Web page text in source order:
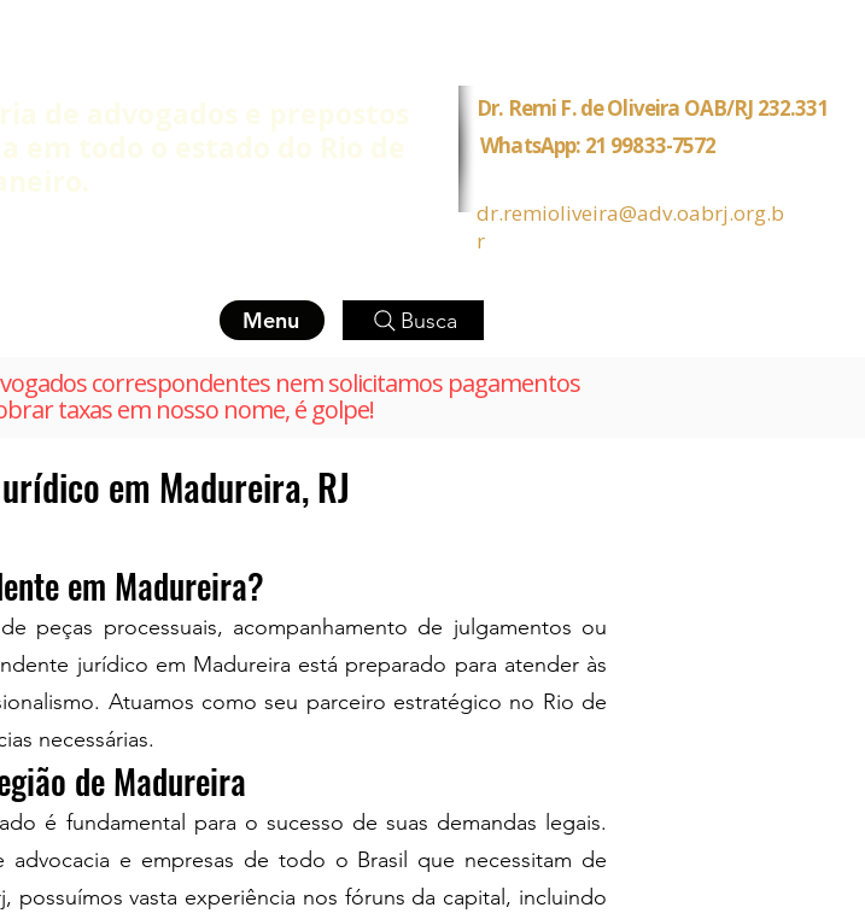
Dr. Remi F. de Oliveira OAB/RJ 232.331
WhatsApp: 21 99833-7572
dr.remioliveira@adv.oabrj.org.b
r
Menu Busca
correspondentes nem solicitamos pagamentos
taxas em nosso nome, é golpe!
em Madureira, RJ
em Madureira?
peças processuais, acompanhamento de julgamentos ou
jurídico em Madureira está preparado para atender às
Atuamos como seu parceiro estratégico no Rio de
necessárias.
de Madureira
é fundamental para o sucesso de suas demandas legais.
e empresas de todo o Brasil que necessitam de
vasta experiência nos fóruns da capital, incluindo